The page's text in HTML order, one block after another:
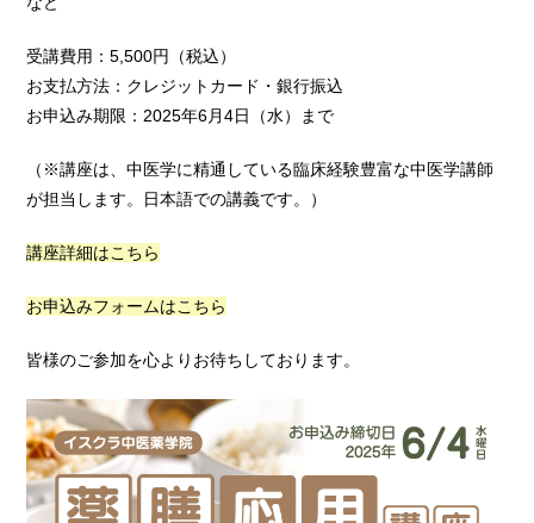
受講費用：5,500円（税込）
お支払方法：クレジットカード・銀行振込
お申込み期限：2025年6月4日（水）まで
（※講座は、中医学に精通している臨床経験豊富な中医学講師
が担当します。日本語での講義です。）
講座詳細はこちら
お申込みフォームはこちら
皆様のご参加を心よりお待ちしております。